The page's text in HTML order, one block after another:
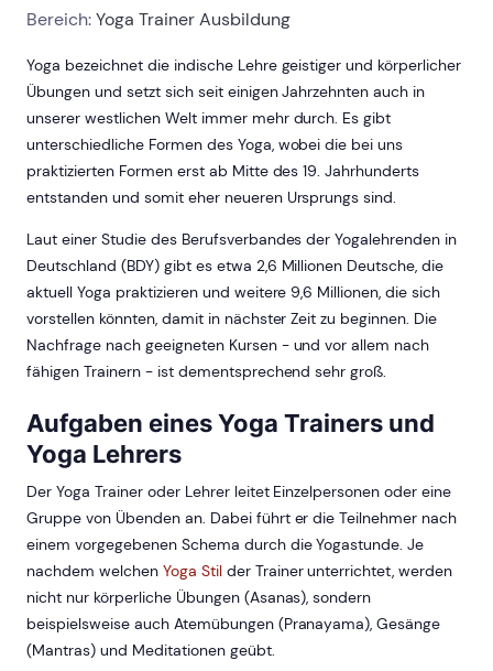
Bereich:Yoga Trainer Ausbildung
Yoga bezeichnet die indische Lehre geistiger und körperlicher
Übungen und setzt sich seit einigen Jahrzehnten auch in
unserer westlichen Welt immer mehr durch. Es gibt
unterschiedliche Formen des Yoga, wobei die bei uns
praktizierten Formen erst ab Mitte des 19. Jahrhunderts
entstanden und somit eher neueren Ursprungs sind.
Laut einer Studie des Berufsverbandes der Yogalehrenden in
Deutschland (BDY) gibt es etwa 2,6 Millionen Deutsche, die
aktuell Yoga praktizieren und weitere 9,6 Millionen, die sich
vorstellen könnten, damit in nächster Zeit zu beginnen. Die
Nachfrage nach geeigneten Kursen - und vor allem nach
fähigen Trainern - ist dementsprechend sehr groß.
Aufgaben eines Yoga Trainers und
Yoga Lehrers
Der Yoga Trainer oder Lehrer leitet Einzelpersonen oder eine
Gruppe von Übenden an. Dabei führt er die Teilnehmer nach
einem vorgegebenen Schema durch die Yogastunde. Je
nachdem welchen Yoga Stilder Trainer unterrichtet, werden
nicht nur körperliche Übungen (Asanas), sondern
beispielsweise auch Atemübungen (Pranayama), Gesänge
(Mantras) und Meditationen geübt.